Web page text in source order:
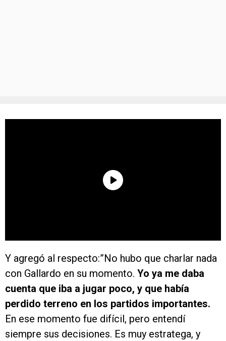
Y agregó al respecto:”No hubo que charlar nada
con Gallardo en su momento. Yo ya me daba
cuenta que iba a jugar poco, y que había
perdido terreno en los partidos importantes.
En ese momento fue difícil, pero entendí
siempre sus decisiones. Es muy estratega, y